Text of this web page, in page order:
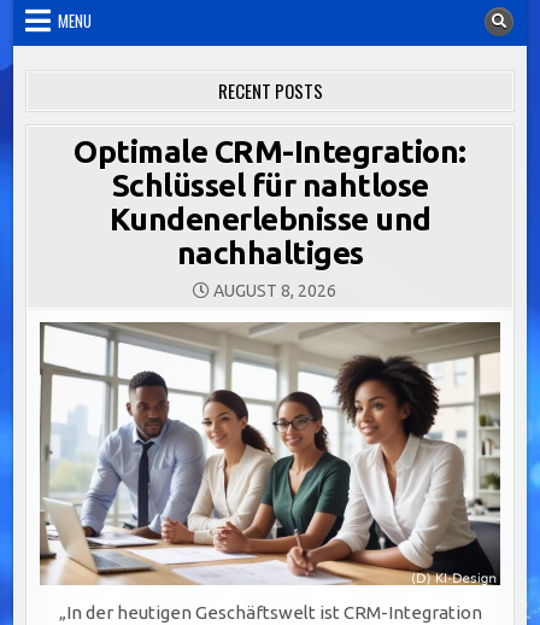
MENU
RECENT POSTS
Optimale CRM-Integration:
Schlüssel für nahtlose
Kundenerlebnisse und
nachhaltiges
AUGUST 8, 2026
„In der heutigen Geschäftswelt ist CRM-Integration